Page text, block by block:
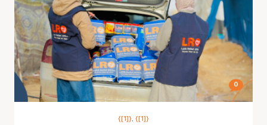
0
{[1]}, {[1]}